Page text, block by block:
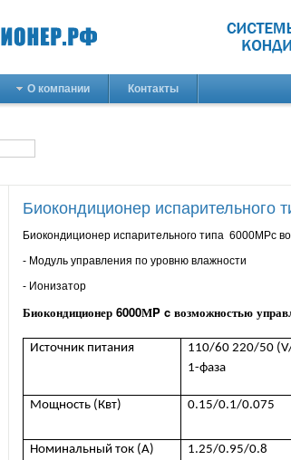
О компании Контакты
Биокондиционер испарительного
Биокондиционер испарительного типа 6000М Pc
- Модуль управления по уровню влажности
- Ионизатор
Биокондиционер 6000МP c возможностью
Источник питания
110/60 220/50
1-фаза
Мощность (Квт) 0.15/0.1/0.075
Номинальный ток (А) 1.25/0.95/0.8